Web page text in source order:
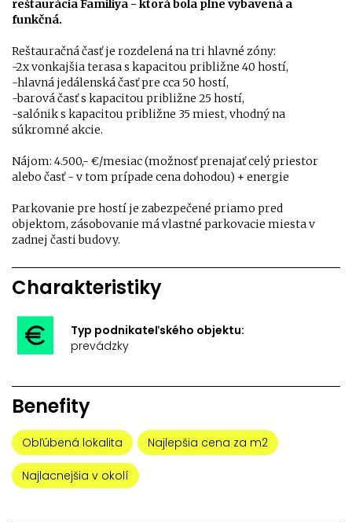
reštaurácia Familiya - ktorá bola plne vybavená a
funkčná.
Reštauračná časť je rozdelená na tri hlavné zóny:
-2x vonkajšia terasa s kapacitou približne 40 hostí,
-hlavná jedálenská časť pre cca 50 hostí,
-barová časť s kapacitou približne 25 hostí,
-salónik s kapacitou približne 35 miest, vhodný na
súkromné akcie.
Nájom: 4.500,- €/mesiac (možnosť prenajať celý priestor
alebo časť - v tom prípade cena dohodou) + energie
Parkovanie pre hostí je zabezpečené priamo pred
objektom, zásobovanie má vlastné parkovacie miesta v
zadnej časti budovy.
Charakteristiky
Typ podnikateľského objektu:
prevádzky
Benefity
Obľúbená lokalita Najlepšia cena za m2
Najlacnejšia v okolí